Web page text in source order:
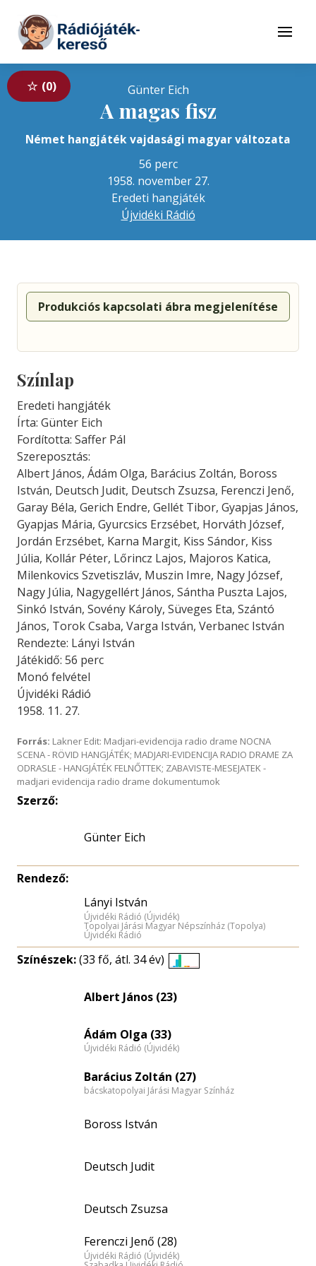
Tovább a tartalomhoz
Menü
0 Günter Eich
A magas fisz
Német hangjáték vajdasági magyar változata
56 perc
1958. november 27.
Eredeti hangjáték
Újvidéki Rádió
Produkciós kapcsolati ábra megjelenítése
Színlap
Eredeti hangjáték
Írta: Günter Eich
Fordította: Saffer Pál
Szereposztás:
Albert János, Ádám Olga, Barácius Zoltán, Boross
István, Deutsch Judit, Deutsch Zsuzsa, Ferenczi Jenő,
Garay Béla, Gerich Endre, Gellét Tibor, Gyapjas János,
Gyapjas Mária, Gyurcsics Erzsébet, Horváth József,
Jordán Erzsébet, Karna Margit, Kiss Sándor, Kiss
Júlia, Kollár Péter, Lőrincz Lajos, Majoros Katica,
Milenkovics Szvetiszláv, Muszin Imre, Nagy József,
Nagy Júlia, Nagygellért János, Sántha Puszta Lajos,
Sinkó István, Sovény Károly, Süveges Eta, Szántó
János, Torok Csaba, Varga István, Verbanec István
Rendezte: Lányi István
Játékidő: 56 perc
Monó felvétel
Újvidéki Rádió
1958. 11. 27.
Forrás: Lakner Edit: Madjari-evidencija radio drame NOCNA
SCENA - RÖVID HANGJÁTÉK; MADJARI-EVIDENCIJA RADIO DRAME ZA
ODRASLE - HANGJÁTÉK FELNŐTTEK; ZABAVISTE-MESEJATEK -
madjari evidencija radio drame dokumentumok
Szerző:
Günter Eich
Rendező:
Lányi István
Újvidéki Rádió (Újvidék)
Topolyai Járási Magyar Népszínház (Topolya)
Újvidéki Rádió
Színészek:(33 fő, átl. 34 év)
Albert János (23)
Ádám Olga (33)
Újvidéki Rádió (Újvidék)
Barácius Zoltán (27)
bácskatopolyai Járási Magyar Színház
Boross István
Deutsch Judit
Deutsch Zsuzsa
Ferenczi Jenő (28)
Újvidéki Rádió (Újvidék)